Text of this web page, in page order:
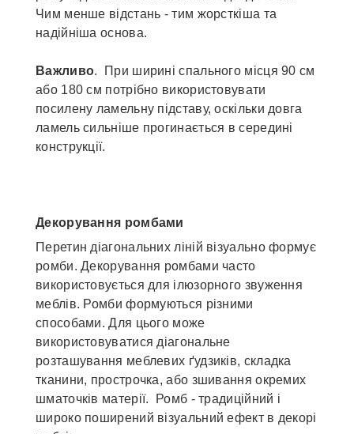
Чим менше відстань - тим жорсткіша та
надійніша основа.
Важливо. При ширині спального місця 90 см
або 180 см потрібно використовувати
посилену ламельну підставу, оскільки довга
ламель сильніше прогинається в середині
конструкції.
Декорування ромбами
Перетин діагональних ліній візуально формує
ромби. Декорування ромбами часто
використовується для ілюзорного звуження
меблів. Ромби формуються різними
способами. Для цього може
використовуватися діагональне
розташування меблевих ґудзиків, складка
тканини, прострочка, або зшивання окремих
шматочків матерії. Ромб - традиційний і
широко поширений візуальний ефект в декорі